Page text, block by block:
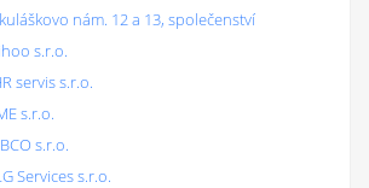
nám. 12 a 13, společenství
s.r.o.
servis s.r.o.
s.r.o.
s.r.o.
Services s.r.o.